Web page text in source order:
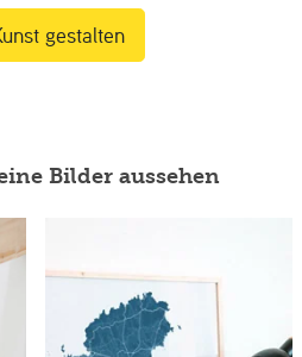
gestalten
Bilder aussehen